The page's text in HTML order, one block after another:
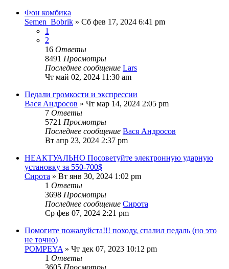
Фон комбика
Semen_Bobrik » Сб фев 17, 2024 6:41 pm
1
2
16 Ответы
8491 Просмотры
Последнее сообщение Lars
Чт май 02, 2024 11:30 am
Педали громкости и экспрессии
Вася Андросов » Чт мар 14, 2024 2:05 pm
7 Ответы
5721 Просмотры
Последнее сообщение Вася Андросов
Вт апр 23, 2024 2:37 pm
НЕАКТУАЛЬНО Посоветуйте электронную ударную
установку за 550-700$
Сирота » Вт янв 30, 2024 1:02 pm
1 Ответы
3698 Просмотры
Последнее сообщение Сирота
Ср фев 07, 2024 2:21 pm
Помогите пожалуйста!!! походу, спалил педаль (но это
не точно)
POMPEYA » Чт дек 07, 2023 10:12 pm
1 Ответы
3605 Просмотры